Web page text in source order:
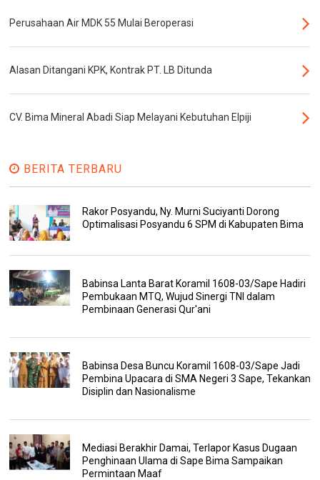
Perusahaan Air MDK 55 Mulai Beroperasi
Alasan Ditangani KPK, Kontrak PT. LB Ditunda
CV. Bima Mineral Abadi Siap Melayani Kebutuhan Elpiji
BERITA TERBARU
Rakor Posyandu, Ny. Murni Suciyanti Dorong
Optimalisasi Posyandu 6 SPM di Kabupaten Bima
Babinsa Lanta Barat Koramil 1608-03/Sape Hadiri
Pembukaan MTQ, Wujud Sinergi TNI dalam
Pembinaan Generasi Qur'ani
Babinsa Desa Buncu Koramil 1608-03/Sape Jadi
Pembina Upacara di SMA Negeri 3 Sape, Tekankan
Disiplin dan Nasionalisme
Mediasi Berakhir Damai, Terlapor Kasus Dugaan
Penghinaan Ulama di Sape Bima Sampaikan
Permintaan Maaf